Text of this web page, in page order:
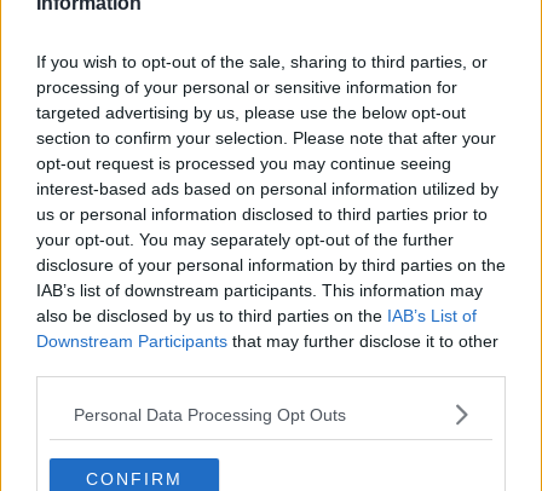
If you wish to opt-out of the sale, sharing to third parties, or
processing of your personal or sensitive information for
targeted advertising by us, please use the below opt-out
section to confirm your selection. Please note that after your
opt-out request is processed you may continue seeing
interest-based ads based on personal information utilized by
us or personal information disclosed to third parties prior to
your opt-out. You may separately opt-out of the further
disclosure of your personal information by third parties on the
IAB’s list of downstream participants. This information may
also be disclosed by us to third parties on the IAB’s List of
Downstream Participants that may further disclose it to other
Personal Data Processing Opt Outs
CONFIRM
Fridamuz
2013-01-15 16:20:13
mmm... de blev spist på ti min. så gode tak!
Ida-2012-11-17 15:36:47
Jeg har lavet de her muffins rigtig mange gange... De
er vildt lækre og populære i min familie!!
kage!!!-2012-11-14 18:32:17
hej Molly jeg bager kagen til min 9 års fødselsdag.
Laura 9 år -2011-10-25 17:56:04
Jeg håber de er gode skal bage dem nu
de to piger- 2011-10-06 14:13:45
det er nok nogle sjove mennesker der har fundt på
super god opskrift >>mumsss<<< møs møs de to
piger
Linda -2011-09-27 16:06:47